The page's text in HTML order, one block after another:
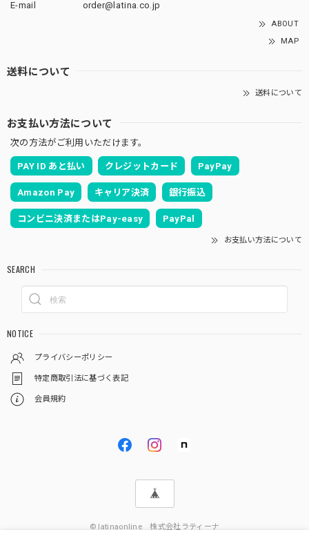
E-mail
order@latina.co.jp
ABOUT
MAP
送料について
送料について
お支払い方法について
次の方法がご利用いただけます。
PAY ID あと払い クレジットカード PayPay
Amazon Pay キャリア決済 銀行振込
コンビニ決済またはPay-easy PayPal
お支払い方法について
SEARCH
NOTICE
プライバシーポリシー
特定商取引法に基づく表記
会員規約
© latinaonline 株式会社ラティーナ